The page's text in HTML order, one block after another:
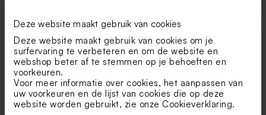
Deze website maakt gebruik van cookies
Deze website maakt gebruik van cookies om je
surfervaring te verbeteren en om de website en
webshop beter af te stemmen op je behoeften en
voorkeuren.
Voor meer informatie over cookies, het aanpassen van
uw voorkeuren en de lijst van cookies die op deze
website worden gebruikt, zie onze Cookieverklaring.
Poster met foto
Roze babydekentje van
geborduurd